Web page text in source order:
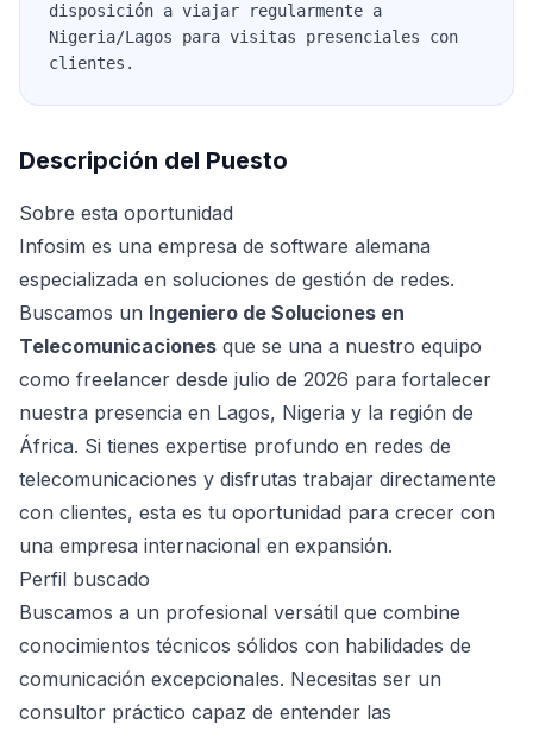
disposición a viajar regularmente a
Nigeria/Lagos para visitas presenciales con
clientes.
Descripción del Puesto
Sobre esta oportunidad
Infosim es una empresa de software alemana
especializada en soluciones de gestión de redes.
Buscamos un Ingeniero de Soluciones en
Telecomunicaciones que se una a nuestro equipo
como freelancer desde julio de 2026 para fortalecer
nuestra presencia en Lagos, Nigeria y la región de
África. Si tienes expertise profundo en redes de
telecomunicaciones y disfrutas trabajar directamente
con clientes, esta es tu oportunidad para crecer con
una empresa internacional en expansión.
Perfil buscado
Buscamos a un profesional versátil que combine
conocimientos técnicos sólidos con habilidades de
comunicación excepcionales. Necesitas ser un
consultor práctico capaz de entender las